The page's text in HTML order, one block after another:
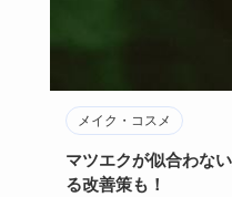
メイク・コスメ
マツエクが似合わな
る改善策も！